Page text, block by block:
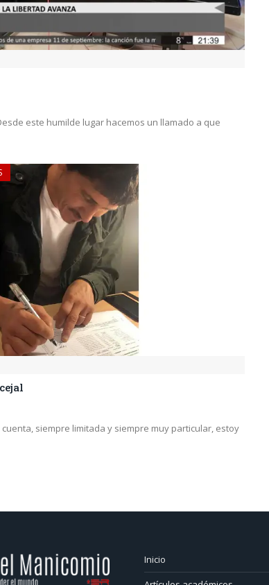
este humilde lugar hacemos un llamado a que
siempre limitada y siempre muy particular, estoy
Inicio